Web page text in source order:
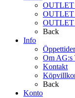
OUTLET
OUTLET
OUTLET
Back
Info
Öppettider
Om AG:s
Kontakt
Back
Konto